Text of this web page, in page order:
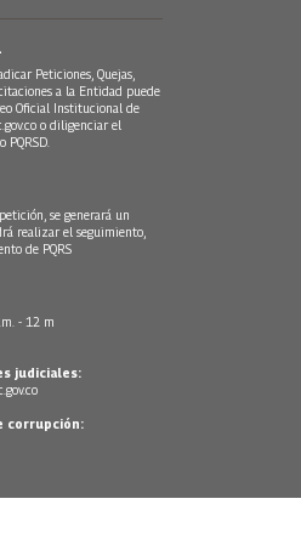
Peticiones, Quejas,
a la Entidad puede
Oficial Institucional de
o diligenciar el
PQRSD.
se generará un
realizar el seguimiento,
de PQRS
- 12 m
judiciales:
corrupción: